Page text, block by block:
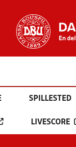
SPILLESTED
LIVESCORE